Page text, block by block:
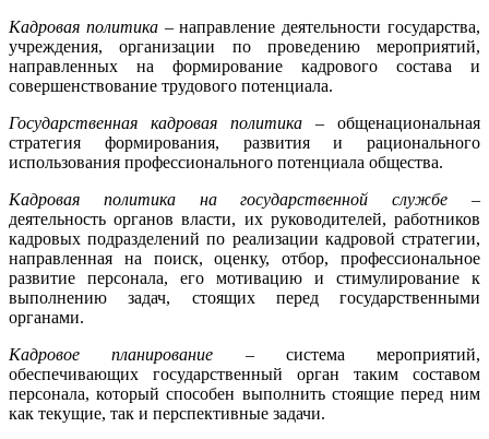
Кадровая политика– направление деятельности государства,
учреждения, организации по проведению мероприятий,
направленных на формирование кадрового состава и
совершенствование трудового потенциала.
Государственная кадровая политика – общенациональная
стратегия формирования, развития и рационального
использования профессионального потенциала общества.
Кадровая политика на государственной службе –
деятельность органов власти, их руководителей, работников
кадровых подразделений по реализации кадровой стратегии,
направленная на поиск, оценку, отбор, профессиональное
развитие персонала, его мотивацию и стимулирование к
выполнению задач, стоящих перед государственными
органами.
Кадровое планирование – система мероприятий,
обеспечивающих государственный орган таким составом
персонала, который способен выполнить стоящие перед ним
как текущие, так и перспективные задачи.